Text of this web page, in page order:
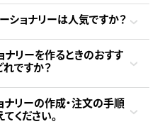
ショナリーは人気ですか？
ナリーを作るときのおすす
ですか？
ナリーの作成・注文の手順
ください。